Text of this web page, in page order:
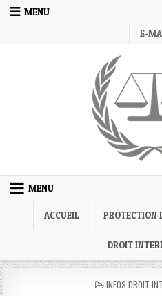
Skip
MENU
E-
MENU
ACCUEIL PROTECTION
DROIT
POSTED
INFOS DROIT